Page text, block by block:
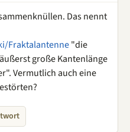
Das nennt
Fraktalantenne"die
große Kantenlänge
Vermutlich auch eine